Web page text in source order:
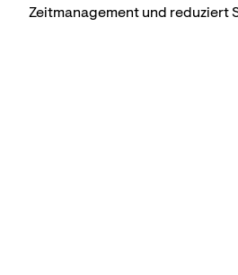
Zeitmanagement und reduziert